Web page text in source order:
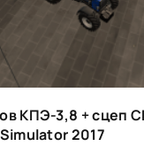
КПЭ-3,8 + сцеп
2017